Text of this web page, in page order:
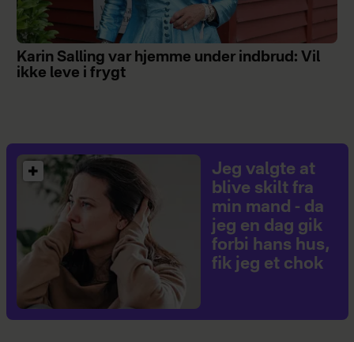
Karin Salling var hjemme under indbrud: Vil
ikke leve i frygt
Jeg valgte at
blive skilt fra
min mand - da
jeg en dag gik
forbi hans hus,
fik jeg et chok